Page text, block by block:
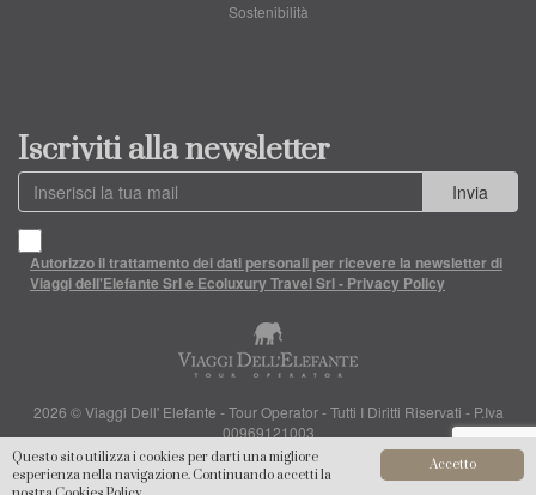
Accetto
Questo sito utilizza i cookies per darti una migliore
esperienza nella navigazione. Continuando accetti la
Sostenibilità
Iscriviti alla newsletter
Invia
Autorizzo il trattamento dei dati personali per ricevere la newsletter di
Viaggi dell'Elefante Srl e Ecoluxury Travel Srl - Privacy Policy
2026 © Viaggi Dell' Elefante - Tour Operator - Tutti I Diritti Riservati - P.Iva
00969121003